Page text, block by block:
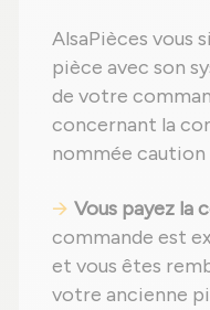
AlsaPièces vous
pièce avec son
de votre
concernant la
nommée caution
Vous payez la
commande est
et vous êtes
votre ancienne